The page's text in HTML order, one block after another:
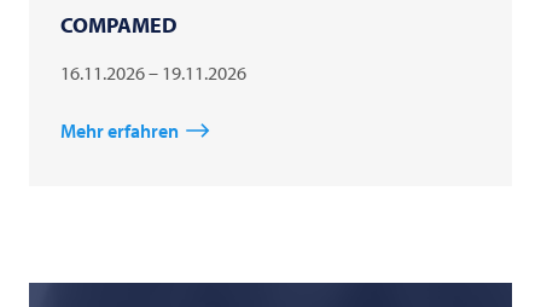
COMPAMED
16.11.2026 – 19.11.2026
Mehr erfahren